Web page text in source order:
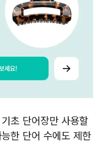
초 단어장만 사용할
한 단어 수에도 제한